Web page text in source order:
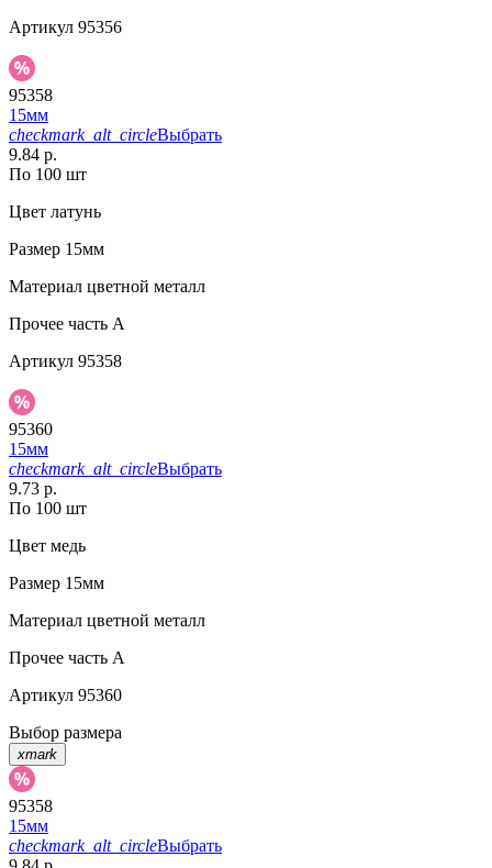
Артикул 95356
95358
15мм
checkmark_alt_circleВыбрать
9.84 р.
По 100 шт
Цвет латунь
Размер 15мм
Материал цветной металл
Прочее часть A
Артикул 95358
95360
15мм
checkmark_alt_circleВыбрать
9.73 р.
По 100 шт
Цвет медь
Размер 15мм
Материал цветной металл
Прочее часть A
Артикул 95360
Выбор размера
xmark
95358
15мм
checkmark_alt_circleВыбрать